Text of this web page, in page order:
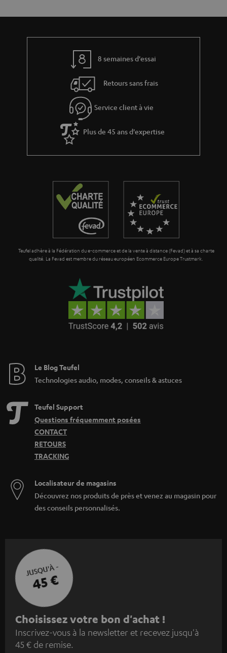
l
l
a
a
r
i
a
8 semaines d'essai
Retours sans frais
Service client à vie
Plus de 45 ans d'expertise
Teufel adhère à la Fédération du e-commerce et de la vente à distance (Fevad) et à sa charte
qualité. La Fevad est membre du réseau européen Ecommerce Europe Trustmark.
Le Blog Teufel
Technologies audio, modes, conseils & astuces
Teufel Support
Questions fréquemment posées
CONTACT
RETOURS
TRACKING
Localisateur de magasins
Découvrez nos produits de près et venez au magasin pour
des conseils personnalisés.
JUSQU'À -
45 €
I
n
s
Choisissez votre bon d'achat !
Inscrivez-vous à la newsletter et recevez jusqu'à
45 € de remise.